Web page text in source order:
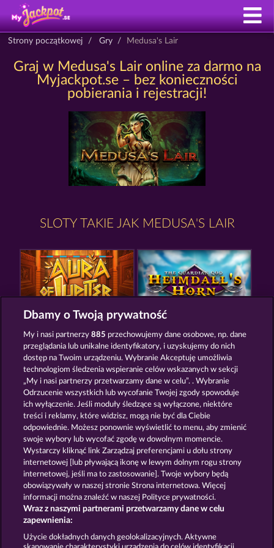
Strony początkowej Gry Medusa's Lair
Graj w Medusa's Lair online za darmo na
Myjackpot.se – bez konieczności
pobierania i rejestracji!
SLOTY TAKIE JAK MEDUSA'S LAIR
AURA OF JUPITER
GATES OF ISHTAR
Zasady i warunki Polityka prywatności
Nota prawna Firma FAQ
Program partnerski Facebook
Prześlij wniosek o wypłatę
Dbamy o Twoją prywatność
My i nasi partnerzy885 przechowujemy dane osobowe, np. dane
przeglądania lub unikalne identyfikatory, i uzyskujemy do nich
dostęp na Twoim urządzeniu. Wybranie Akceptuję umożliwia
technologiom śledzenia wspieranie celów wskazanych w sekcji
„My i nasi partnerzy przetwarzamy dane w celu”. . Wybranie
Odrzucenie wszystkich lub wycofanie Twojej zgody spowoduje
ich wyłączenie. Jeśli moduły śledzące są wyłączone, niektóre
treści i reklamy, które widzisz, mogą nie być dla Ciebie
odpowiednie. Możesz ponownie wyświetlić to menu, aby zmienić
swoje wybory lub wycofać zgodę w dowolnym momencie.
Wystarczy kliknąć link Zarządzaj preferencjami u dołu strony
internetowej [lub pływającą ikonę w lewym dolnym rogu strony
internetowej, jeśli ma to zastosowanie]. Twoje wybory będą
obowiązywały w naszej stronie Strona internetowa. Więcej
informacji można znaleźć w naszej Polityce prywatności.
Wraz z naszymi partnerami przetwarzamy dane w celu
zapewnienia:
Użycie dokładnych danych geolokalizacyjnych. Aktywne